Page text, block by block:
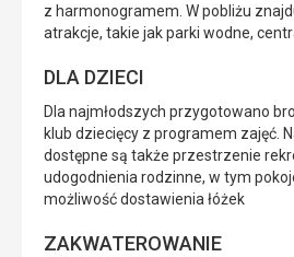
z harmonogramem. W pobliżu
atrakcje, takie jak parki wodne,
DLA DZIECI
Dla najmłodszych przygotowano
klub dziecięcy z programem zajęć.
dostępne są także przestrzenie
udogodnienia rodzinne, w tym
możliwość dostawienia łóżek
ZAKWATEROWANIE